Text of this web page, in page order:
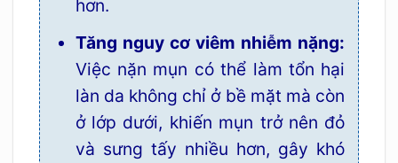
hơn.
Tăng nguy cơ viêm nhiễm nặng:
Việc nặn mụn có thể làm tổn hại
làn da không chỉ ở bề mặt mà còn
ở lớp dưới, khiến mụn trở nên đỏ
và sưng tấy nhiều hơn, gây khó